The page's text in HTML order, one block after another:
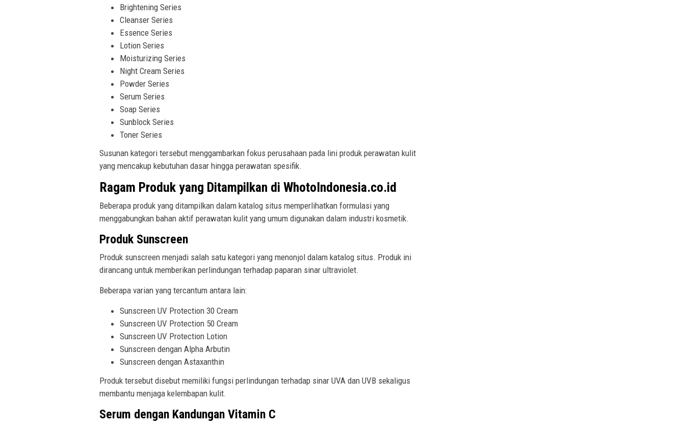
Brightening Series
Cleanser Series
Essence Series
Lotion Series
Moisturizing Series
Night Cream Series
Powder Series
Serum Series
Soap Series
Sunblock Series
Toner Series
Susunan kategori tersebut menggambarkan fokus perusahaan pada lini produk perawatan kulit
yang mencakup kebutuhan dasar hingga perawatan spesifik.
Ragam Produk yang Ditampilkan di WhotoIndonesia.co.id
Beberapa produk yang ditampilkan dalam katalog situs memperlihatkan formulasi yang
menggabungkan bahan aktif perawatan kulit yang umum digunakan dalam industri kosmetik.
Produk Sunscreen
Produk sunscreen menjadi salah satu kategori yang menonjol dalam katalog situs. Produk ini
dirancang untuk memberikan perlindungan terhadap paparan sinar ultraviolet.
Beberapa varian yang tercantum antara lain:
Sunscreen UV Protection 30 Cream
Sunscreen UV Protection 50 Cream
Sunscreen UV Protection Lotion
Sunscreen dengan Alpha Arbutin
Sunscreen dengan Astaxanthin
Produk tersebut disebut memiliki fungsi perlindungan terhadap sinar UVA dan UVB sekaligus
membantu menjaga kelembapan kulit.
Serum dengan Kandungan Vitamin C